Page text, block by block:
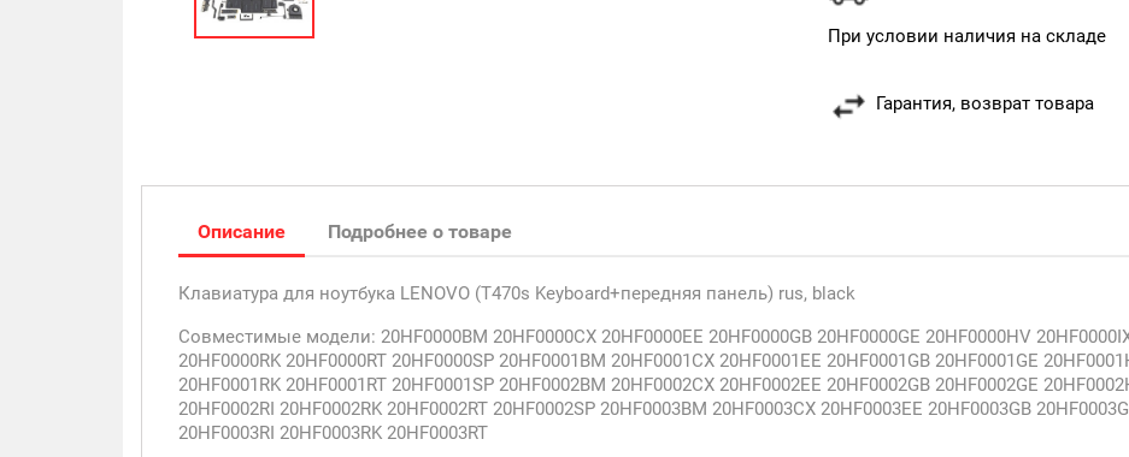
При условии наличия на складе
Гарантия, возврат товара
Описание Подробнее о товаре
Клавиатура для ноутбука LENOVO (T470s Keyboard+передняя панель) rus, black
Совместимые модели: 20HF0000BM 20HF0000CX 20HF0000EE 20HF0000GB 20HF0000GE 20HF0000HV
20HF0000RK 20HF0000RT 20HF0000SP 20HF0001BM 20HF0001CX 20HF0001EE 20HF0001GB 20HF0001GE
20HF0001RK 20HF0001RT 20HF0001SP 20HF0002BM 20HF0002CX 20HF0002EE 20HF0002GB 20HF0002GE
20HF0002RI 20HF0002RK 20HF0002RT 20HF0002SP 20HF0003BM 20HF0003CX 20HF0003EE 20HF0003GB
20HF0003RI 20HF0003RK 20HF0003RT